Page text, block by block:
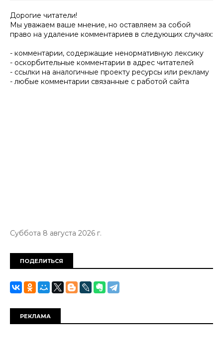
Дорогие читатели!
Мы уважаем ваше мнение, но оставляем за собой
право на удаление комментариев в следующих случаях:
- комментарии, содержащие ненормативную лексику
- оскорбительные комментарии в адрес читателей
- ссылки на аналогичные проекту ресурсы или рекламу
- любые комментарии связанные с работой сайта
Суббота 8 августа 2026 г.
ПОДЕЛИТЬСЯ
РЕКЛАМА